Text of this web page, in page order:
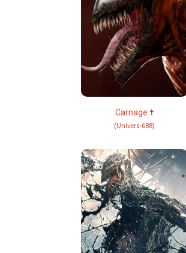
Carnage †
(Univers-688)